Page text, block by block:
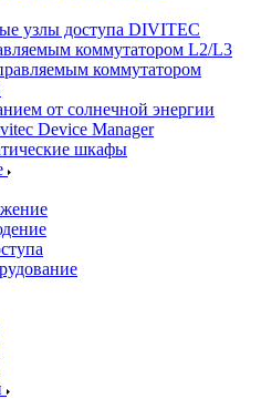
узлы доступа DIVITEC
коммутатором L2/L3
коммутатором
от солнечной энергии
Device Manager
шкафы